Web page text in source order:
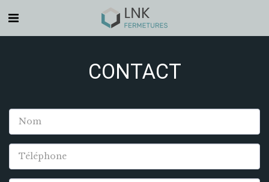
CONTACT